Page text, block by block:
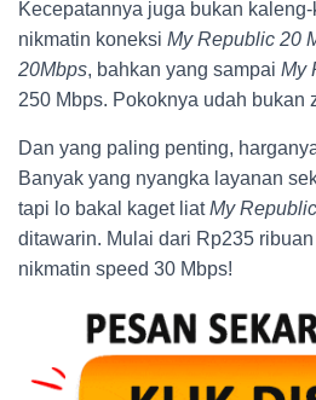
Kecepatannya juga bukan
nikmatin koneksi My Republic 20
20Mbps, bahkan yang sampai My
250 Mbps. Pokoknya udah bukan
Dan yang paling penting,
Banyak yang nyangka layanan
tapi lo bakal kaget liatMy
ditawarin. Mulai dari Rp235
nikmatin speed 30 Mbps!